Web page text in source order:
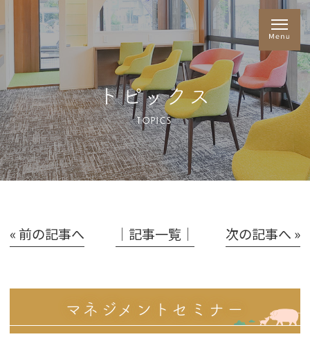
トピックス
TOPICS
« 前の記事へ │記事一覧│ 次の記事へ »
マネジメントセミナー